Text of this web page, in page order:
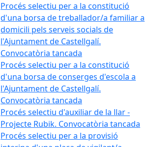
Procés selectiu per a la constitució
d'una borsa de treballador/a familiar a
domicili pels serveis socials de
l'Ajuntament de Castellgalí.
Convocatòria tancada
Procés selectiu per a la constitució
d'una borsa de conserges d'escola a
l'Ajuntament de Castellgalí.
Convocatòria tancada
Procés selectiu d'auxiliar de la llar -
Projecte Rubik. Convocatòria tancada
Procés selectiu per a la provisió